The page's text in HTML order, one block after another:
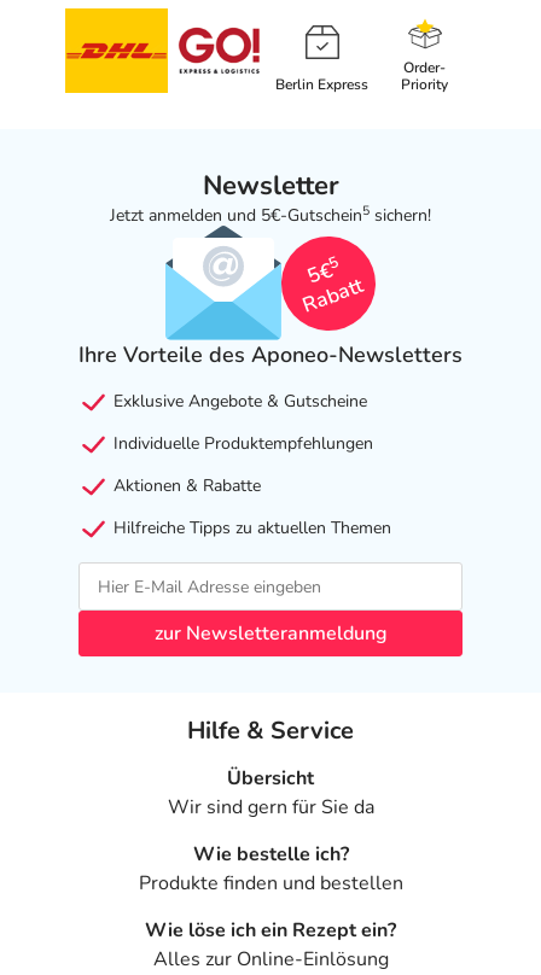
Güterbahnhofstr. 16
19059 Schwerin
PDF des Beipackzettelskönnen Sie sich oben
herunterladen.
Berlin Express
Order-
Priority
Newsletter
Jetzt anmelden und 5€-Gutschein5 sichern!
5€
5
Rabatt
Ihre Vorteile des Aponeo-Newsletters
Exklusive Angebote & Gutscheine
Individuelle Produktempfehlungen
Aktionen & Rabatte
Hilfreiche Tipps zu aktuellen Themen
zur Newsletteranmeldung
Hilfe & Service
Übersicht
Wir sind gern für Sie da
Wie bestelle ich?
Produkte finden und bestellen
Wie löse ich ein Rezept ein?
Alles zur Online-Einlösung